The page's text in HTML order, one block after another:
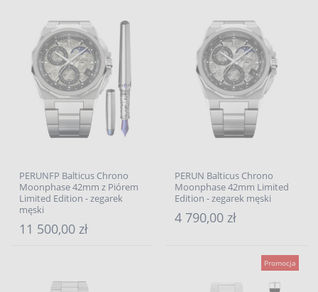
PERUNFP Balticus Chrono
Moonphase 42mm z Piórem
Limited Edition - zegarek
męski
11 500,00 zł
PERUN Balticus Chrono
Moonphase 42mm Limited
Edition - zegarek męski
4 790,00 zł
Promocja